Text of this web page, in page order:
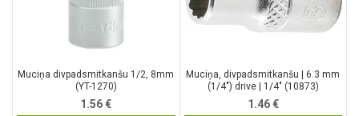
Muciņa divpadsmitkanšu 1/2, 8mm
(YT-1270)
1.56€
Muciņa, divpadsmitkanšu | 6.3 mm
(1/4″) drive | 1/4″ (10873)
1.46€